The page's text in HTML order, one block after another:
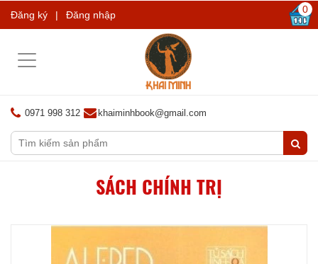
Đăng ký | Đăng nhập 0
Toggle
0971 998 312 khaiminhbook@gmail.com
SÁCH CHÍNH TRỊ